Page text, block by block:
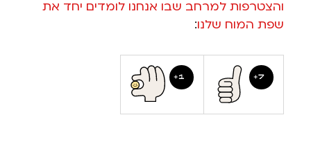
והצטרפות למרחב שבו אנחנו לומדים יחד את
שפת המוח שלנו:
7
1